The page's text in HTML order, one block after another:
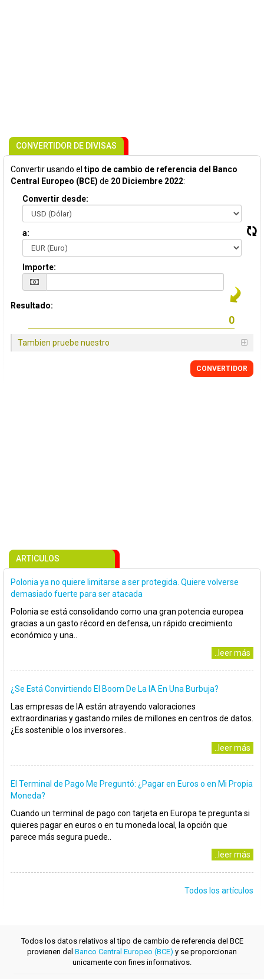
CONVERTIDOR DE DIVISAS
Convertir usando el tipo de cambio de referencia del Banco
Central Europeo (BCE) de 20 Diciembre 2022:
Convertir desde:
a:
Importe:
Resultado:
Tambien pruebe nuestro
CONVERTIDOR
ARTICULOS
Polonia ya no quiere limitarse a ser protegida. Quiere volverse
demasiado fuerte para ser atacada
Polonia se está consolidando como una gran potencia europea
gracias a un gasto récord en defensa, un rápido crecimiento
económico y una..
..leer más
¿Se Está Convirtiendo El Boom De La IA En Una Burbuja?
Las empresas de IA están atrayendo valoraciones
extraordinarias y gastando miles de millones en centros de datos.
¿Es sostenible o los inversores..
..leer más
El Terminal de Pago Me Preguntó: ¿Pagar en Euros o en Mi Propia
Moneda?
Cuando un terminal de pago con tarjeta en Europa te pregunta si
quieres pagar en euros o en tu moneda local, la opción que
parece más segura puede..
..leer más
Todos los artículos
Todos los datos relativos al tipo de cambio de referencia del BCE
provienen del Banco Central Europeo (BCE) y se proporcionan
unicamente con fines informativos.